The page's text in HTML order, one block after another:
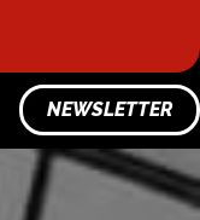
NEWSLETTER